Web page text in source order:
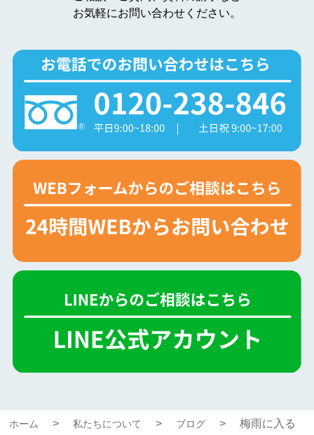
お気軽にお問い合わせください。
ホーム 私たちについて ブログ
梅雨に入る